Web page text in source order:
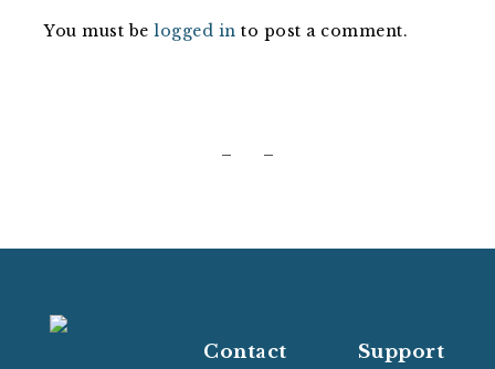
You must be logged in to post a comment.
Contact
Support